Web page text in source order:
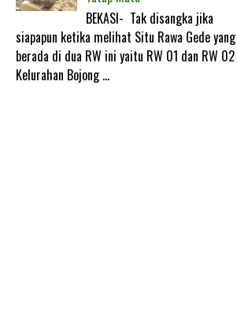
BEKASI- Tak disangka jika
siapapun ketika melihat Situ Rawa Gede yang
berada di dua RW ini yaitu RW 01 dan RW 02
Kelurahan Bojong ...